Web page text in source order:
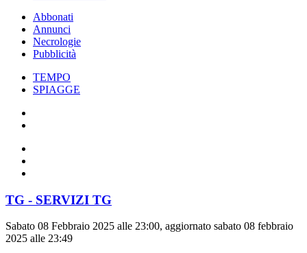
Abbonati
Annunci
Necrologie
Pubblicità
TEMPO
SPIAGGE
TG - SERVIZI TG
Sabato 08 Febbraio 2025 alle 23:00, aggiornato sabato 08 febbraio
2025 alle 23:49